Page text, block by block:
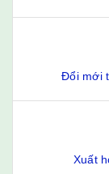
Đổi mới
Xuất